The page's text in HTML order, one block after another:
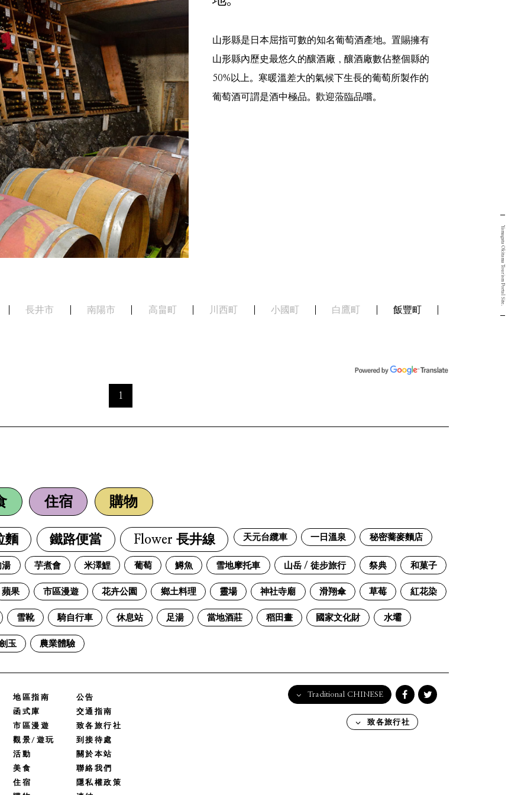
山形縣是日本屈指可數的知名葡萄酒產地。置賜擁有
山形縣內歷史最悠久的釀酒廠，釀酒廠數佔整個縣的
50%以上。寒暖溫差大的氣候下生長的葡萄所製作的
葡萄酒可謂是酒中極品。歡迎蒞臨品嚐。
長井市 南陽市 高畠町 川西町 小國町 白鷹町 飯豐町
1
住宿 購物
麵 鐵路便當 Flower 長井線 天元台纜車 一日溫泉 秘密蕎麥麵店
湯 芋煮會 米澤鯉 葡萄 鱒魚 雪地摩托車 山岳 / 徒步旅行 祭典 和菓子
蘋果 市區漫遊 花卉公園 鄉土料理 靈場 神社寺廟 滑翔傘 草莓 紅花染
雪靴 騎自行車 休息站 足湯 當地酒莊 稻田畫 國家文化財 水壩
玉 農業體驗
地區指南
函式庫
市區漫遊
觀景/遊玩
活動
美食
住宿
公告
交通指南
致各旅行社
到接待處
關於本站
聯絡我們
隱私權政策
Traditional CHINESE
English
致各旅行社
Yamagata Okitama Tourism Portal Site.